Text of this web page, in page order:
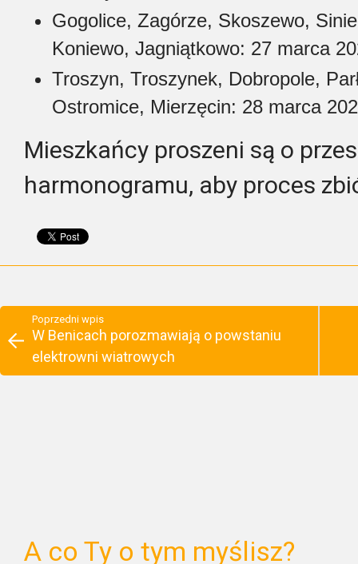
Gogolice, Zagórze, Skoszewo,
Koniewo, Jagniątkowo: 27 marca
Troszyn, Troszynek, Dobropole,
Ostromice, Mierzęcin: 28 marca
Mieszkańcy proszeni są o
harmonogramu, aby proces
Poprzedni wpis
W Benicach porozmawiają o powstaniu
elektrowni wiatrowych
A co Ty o tym myślisz?